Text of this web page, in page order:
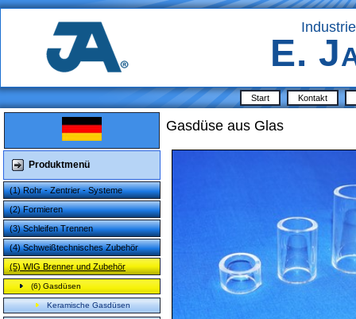
E.
Start Kontakt
Produktmenü
(1) Rohr - Zentrier - Systeme
(2) Formieren
(3) Schleifen Trennen
(4) Schweißtechnisches Zubehör
(5) WIG Brenner und Zubehör
(6) Gasdüsen
Keramische Gasdüsen
Gasdüse aus Glas